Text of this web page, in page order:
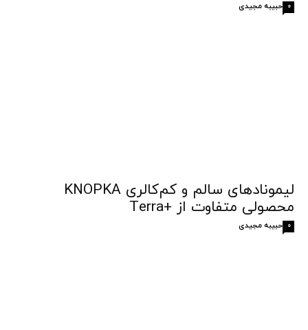
حبیبه مجیدی 0
لیمونادهای سالم و کم‌کالری KNOPKA
محصولی متفاوت از +Terra
حبیبه مجیدی 0